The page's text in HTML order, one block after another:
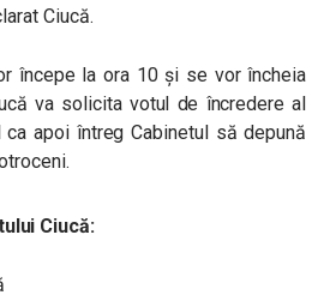
Ciucă.
începe la ora 10 și se vor încheia
va solicita votul de încredere al
ca apoi întreg Cabinetul să depună
Ciucă: